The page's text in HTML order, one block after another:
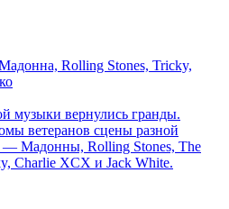
Rolling Stones, Tricky,
музыки вернулись гранды.
ветеранов сцены разной
— Мадонны, Rolling Stones, The
Charlie XCX и Jack White.